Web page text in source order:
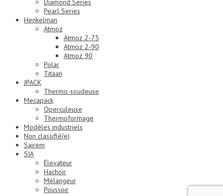
Diamond Series
Pearl Series
Henkelman
Atmoz
Atmoz 2-75
Atmoz 2-90
Atmoz 90
Polar
Titaan
JPACK
Thermo-soudeuse
Mecapack
Operculeuse
Thermoformage
Modèles industriels
Non classifié(e)
Sairem
SIA
Élevateur
Hachoir
Mélangeur
Poussoir